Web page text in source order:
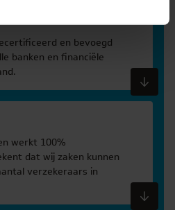
en bevoegd
banken en financiële
werkt 100%
dat wij zaken kunnen
verzekeraars in